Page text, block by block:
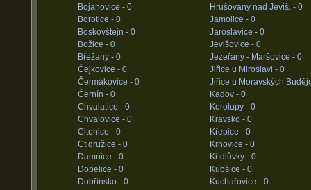
Bojanovice - 0
Borotice - 0
Boskovštejn - 0
Božice - 0
Břežany - 0
Čejkovice - 0
Čermákovice - 0
Černín - 0
Chvalatice - 0
Chvalovice - 0
Citonice - 0
Ctidružice - 0
Damnice - 0
Dobelice - 0
Dobřínsko - 0
Hrušovany nad Jeviš. - 0
Jamolice - 0
Jaroslavice - 0
Jevišovice - 0
Jezeřany - Maršovice - 0
Jiřice u Miroslavi - 0
Jiřice u Moravských
Kadov - 0
Korolupy - 0
Kravsko - 0
Křepice - 0
Krhovice - 0
Křídlůvky - 0
Kubšice - 0
Kuchařovice - 0